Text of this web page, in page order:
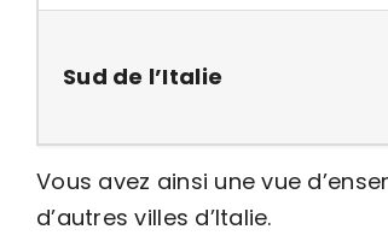
Sud de l’Italie
Vous avez ainsi une vue
d’autres villes d’Italie.